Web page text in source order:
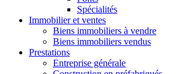
Spécialités
Immobilier et ventes
Biens immobiliers à vendre
Biens immobiliers vendus
Prestations
Entreprise générale